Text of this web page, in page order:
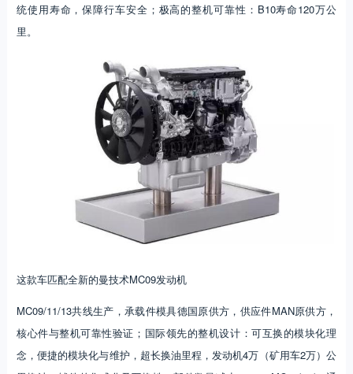
统使用寿命，保障行车安全；极高的整机可靠性：B10寿命120万公
里。
这款车匹配全新的曼技术MC09发动机
MC09/11/13共线生产，承载件模具德国原供方，供应件MAN原供方，
核心件与整机可靠性验证；国际领先的整机设计：可互换的模块化理
念，便捷的模块化与维护，超长换油里程，发动机4万（矿用车2万）公